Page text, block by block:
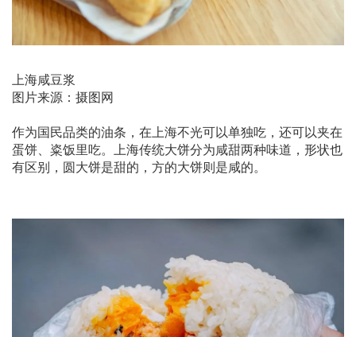
上海咸豆浆
图片来源：摄图网
作为国民品类的油条，在上海不光可以单独吃，还可以夹在
蛋饼、粢饭里吃。上海传统大饼分为咸甜两种味道，形状也
有区别，圆大饼是甜的，方的大饼则是咸的。